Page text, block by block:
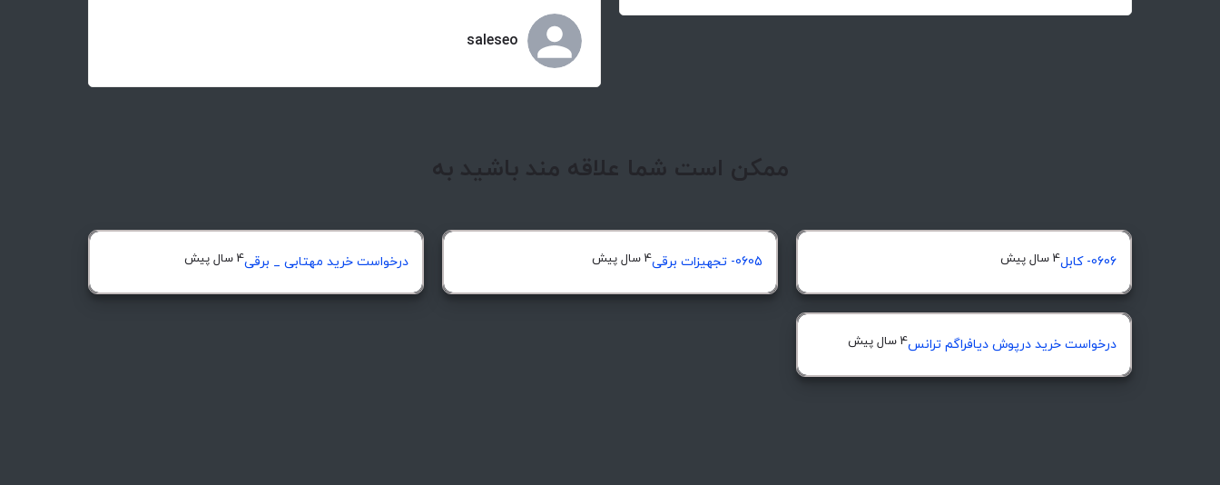
saleseo
ممکن است شما علاقه مند باشید به
0606- کابل 4 سال پیش 0605- تجهیزات برقی 4 سال پیش درخواست خرید مهتابی _ برقی4 سال پیش
درخواست خرید درپوش ديافراگم ترانس4 سال پیش